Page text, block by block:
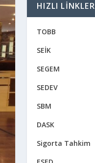
HIZLI LINKLER
TOBB
SEİK
SEGEM
SEDEV
SBM
DASK
Sigorta Tahkim